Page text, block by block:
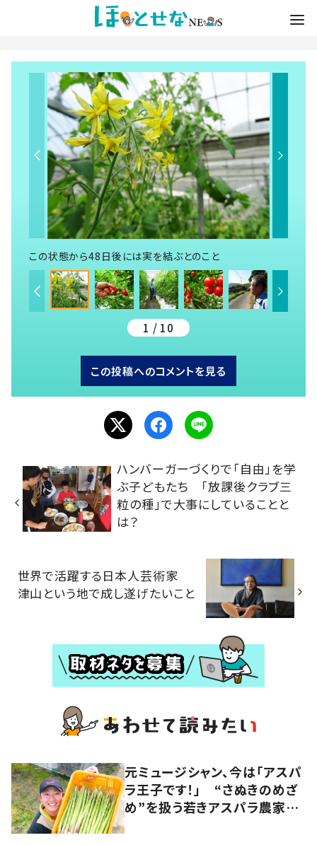
この状態から48日後には実を結ぶとのこと
1 / 10
この投稿へのコメントを見る
ハンバーガーづくりで「自由」を学
ぶ子どもたち 「放課後クラブ三
粒の種」で大事にしていることと
は？
世界で活躍する日本人芸術家
津山という地で成し遂げたいこと
元ミュージシャン、今は「アスパ
ラ王子です！」 “さぬきのめざ
め”を扱う若きアスパラ農家の